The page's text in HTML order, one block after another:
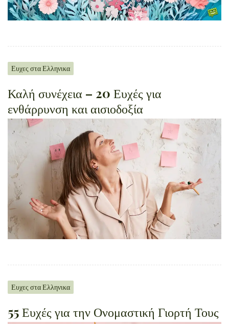
Ευχες στα Ελληνικα
Καλή συνέχεια – 20 Ευχές για
ενθάρρυνση και αισιοδοξία
Ευχες στα Ελληνικα
55 Ευχές για την Ονομαστική Γιορτή Τους